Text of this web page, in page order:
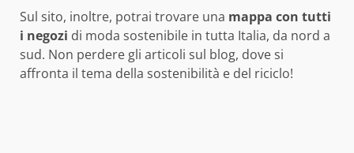
Sul sito, inoltre, potrai trovare una mappa con tutti
i negozi di moda sostenibile in tutta Italia, da nord a
sud. Non perdere gli articoli sul blog, dove si
affronta il tema della sostenibilità e del riciclo!